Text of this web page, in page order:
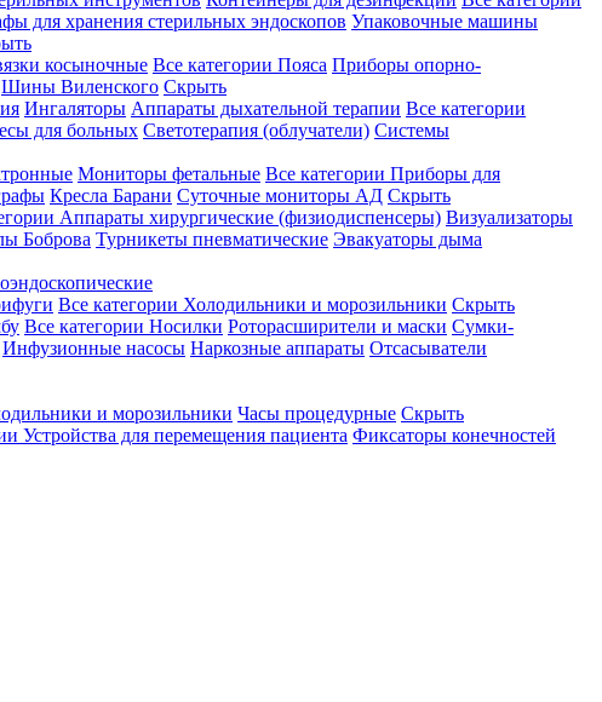
для хранения стерильных эндоскопов Упаковочные машины
косыночные Все категории Пояса Приборы опорно-
Шины Виленского Скрыть
Ингаляторы Аппараты дыхательной терапии Все категории
для больных Светотерапия (облучатели) Системы
Мониторы фетальные Все категории Приборы для
Кресла Барани Суточные мониторы АД Скрыть
Аппараты хирургические (физиодиспенсеры) Визуализаторы
Боброва Турникеты пневматические Эвакуаторы дыма
Все категории Холодильники и морозильники Скрыть
Все категории Носилки Роторасширители и маски Сумки-
Инфузионные насосы Наркозные аппараты Отсасыватели
и морозильники Часы процедурные Скрыть
Устройства для перемещения пациента Фиксаторы конечностей